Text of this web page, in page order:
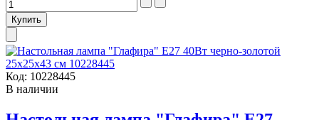
Код: 10228445
В наличии